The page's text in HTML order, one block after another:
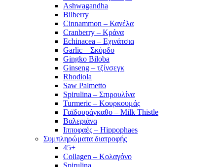
Ashwagandha
Bilberry
Cinnammon – Κανέλα
Cranberry – Κράνα
Echinacea – Εχινάτσια
Garlic – Σκόρδο
Gingko Biloba
Ginseng – τζίνσεγκ
Rhodiola
Saw Palmetto
Spirulina – Σπιρουλίνα
Turmeric – Κουρκουμάς
Γαϊδουράγκαθο – Milk Thistle
Βαλεριάνα
Ιπποφαές – Hippophaes
Συμπληρώματα διατροφής
45+
Collagen – Κολαγόνο